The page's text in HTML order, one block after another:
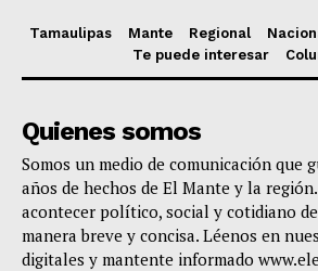
Tamaulipas Mante Regional
Te puede interesar
Quienes somos
Somos un medio de comunicación que
años de hechos de El Mante y la
acontecer político, social y cotidiano
manera breve y concisa. Léenos en
digitales y mantente informado